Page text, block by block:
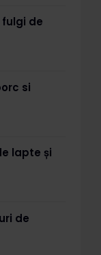
de
si
lapte și
de